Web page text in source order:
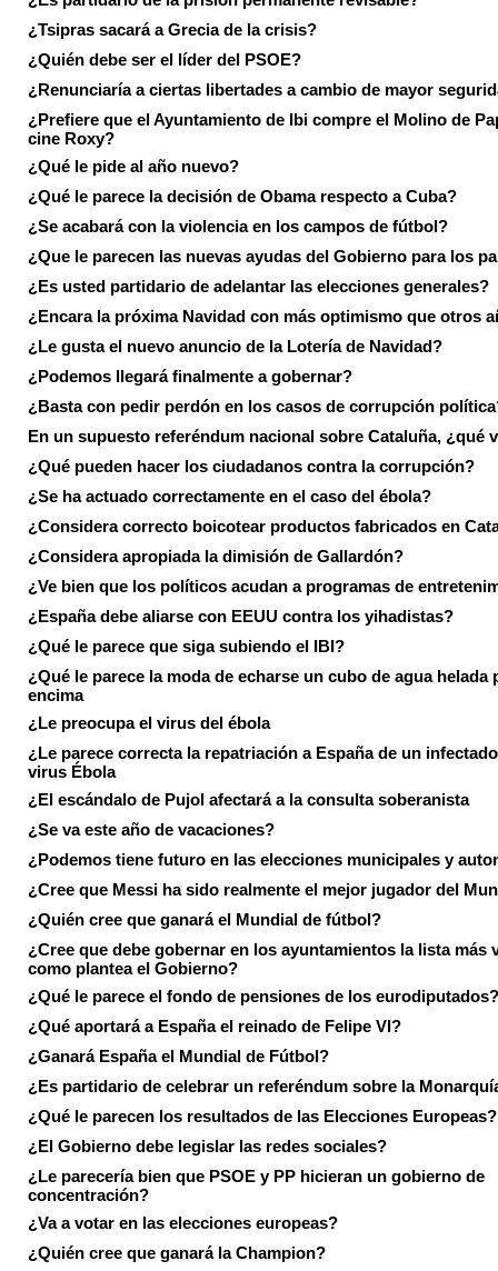
¿Tsipras sacará a Grecia de la crisis?
¿Quién debe ser el líder del PSOE?
¿Renunciaría a ciertas libertades a cambio de mayor
¿Prefiere que el Ayuntamiento de Ibi compre el Molino de
cine Roxy?
¿Qué le pide al año nuevo?
¿Qué le parece la decisión de Obama respecto a Cuba?
¿Se acabará con la violencia en los campos de fútbol?
¿Que le parecen las nuevas ayudas del Gobierno para los
¿Es usted partidario de adelantar las elecciones generales?
¿Encara la próxima Navidad con más optimismo que otros
¿Le gusta el nuevo anuncio de la Lotería de Navidad?
¿Podemos llegará finalmente a gobernar?
¿Basta con pedir perdón en los casos de corrupción
En un supuesto referéndum nacional sobre Cataluña, ¿qué
¿Qué pueden hacer los ciudadanos contra la corrupción?
¿Se ha actuado correctamente en el caso del ébola?
¿Considera correcto boicotear productos fabricados en
¿Considera apropiada la dimisión de Gallardón?
¿Ve bien que los políticos acudan a programas de
¿España debe aliarse con EEUU contra los yihadistas?
¿Qué le parece que siga subiendo el IBI?
¿Qué le parece la moda de echarse un cubo de agua helada
encima
¿Le preocupa el virus del ébola
¿Le parece correcta la repatriación a España de un
virus Ébola
¿El escándalo de Pujol afectará a la consulta soberanista
¿Se va este año de vacaciones?
¿Podemos tiene futuro en las elecciones municipales y
¿Cree que Messi ha sido realmente el mejor jugador del
¿Quién cree que ganará el Mundial de fútbol?
¿Cree que debe gobernar en los ayuntamientos la lista más
como plantea el Gobierno?
¿Qué le parece el fondo de pensiones de los eurodiputados?
¿Qué aportará a España el reinado de Felipe VI?
¿Ganará España el Mundial de Fútbol?
¿Es partidario de celebrar un referéndum sobre la
¿Qué le parecen los resultados de las Elecciones Europeas?
¿El Gobierno debe legislar las redes sociales?
¿Le parecería bien que PSOE y PP hicieran un gobierno de
concentración?
¿Va a votar en las elecciones europeas?
¿Quién cree que ganará la Champion?